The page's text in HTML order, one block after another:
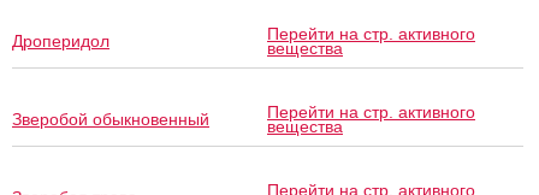
Дроперидол Перейти на стр. активного
вещества
Зверобой обыкновенный Перейти на стр. активного
вещества
Перейти на стр. активного